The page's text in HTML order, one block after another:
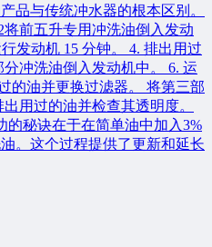
品与传统冲水器的根本区别。
前五升专用冲洗油倒入发动
发动机 15 分钟。 4. 排出用过
冲洗油倒入发动机中。 6. 运
的油并更换过滤器。 将第三部
用过的油并检查其透明度。
的秘诀在于在简单油中加入3%
。这个过程提供了更新和延长